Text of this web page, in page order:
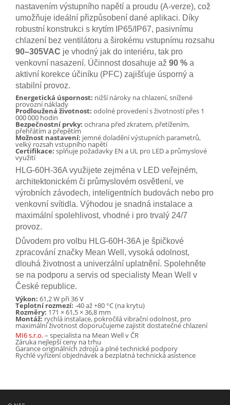
nastavením výstupního napětí a proudu (A-verze), což
umožňuje ideální přizpůsobení dané aplikaci. Díky
robustní konstrukci s krytím IP65/IP67, pasivnímu
chlazení bez ventilátoru a širokému vstupnímu rozsahu
90–305VAC je vhodný jak do interiéru, tak pro
venkovní nasazení. Účinnost dosahuje až 90 % a
aktivní korekce účiníku (PFC) zajišťuje úsporný a
stabilní provoz.
Energetická úspornost: nižší nároky na chlazení, snížené
provozní náklady
Prodloužená životnost: odolné provedení s životností přes 1
000 000 hodin
Bezpečnostní prvky: ochrana před zkratem, přetížením,
přehřátím a přepětím
Možnost nastavení: jemné doladění výstupních parametrů,
velký rozsah vstupního napětí
Certifikace: splňuje požadavky EN a UL pro LED a průmyslové
využití
HLG-60H-36A využijete zejména v LED veřejném,
architektonickém či průmyslovém osvětlení, ve
výrobních závodech, inteligentních budovách nebo pro
venkovní svítidla. Výhodou je snadná instalace a
maximální spolehlivost, vhodné i pro trvalý 24/7
provoz.
Důvodem pro volbu HLG-60H-36A je špičkové
zpracování značky Mean Well, vysoká odolnost,
dlouhá životnost a univerzální uplatnění. Spolehněte
se na podporu a servis od specialisty Mean Well v
České republice.
Výkon: 61,2 W při 36 V
Teplotní rozmezí: -40 až +80 °C (na krytu)
Rozměry: 171 × 61,5 × 36,8 mm
Montáž:rychlá instalace, pokročilá vibrační odolnost, pro
maximální životnost doporučujeme zajistit dostatečné chlazení
MI6 s.r.o.– specialista na Mean Well v ČR
Záruka nejlepší ceny na trhu
Garance originálních zdrojů a plné technické podpory
Rychlé vyřízení objednávek a bezplatná technická asistence